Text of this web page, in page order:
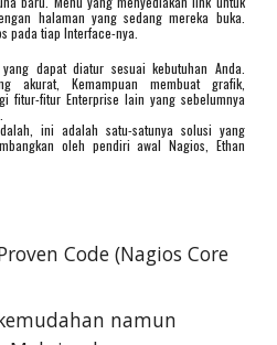
halaman yang sedang mereka buka.
pada tiap Interface-nya.
dapat diatur sesuai kebutuhan Anda.
akurat, Kemampuan membuat grafik,
fitur-fitur Enterprise lain yang sebelumnya
ini adalah satu-satunya solusi yang
oleh pendiri awal Nagios, Ethan
Code (Nagios Core
namun